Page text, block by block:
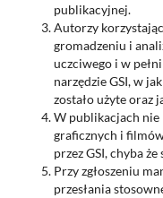
publikacyjnej.
Autorzy
gromadzeniu i
uczciwego i w
narzędzie GSI, w
zostało użyte oraz
W publikacjach nie
graficznych i
przez GSI, chyba
Przy zgłoszeniu
przesłania